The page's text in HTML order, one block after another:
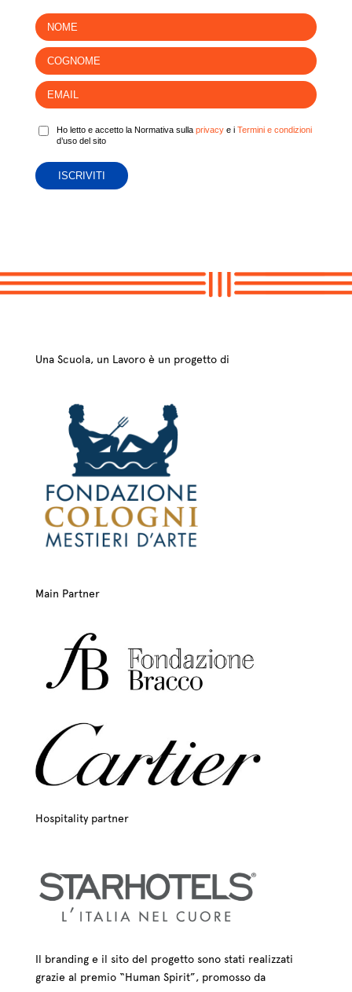
Ho letto e accetto la Normativa sulla privacye i Termini e condizioni
d’uso del sito
Una Scuola, un Lavoro è un progetto di
Main Partner
Hospitality partner
Il branding e il sito del progetto sono stati realizzati
grazie al premio “Human Spirit”, promosso da